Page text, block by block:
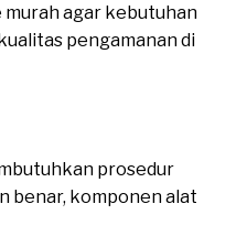
agar kebutuhan
pengamanan di
prosedur
benar, komponen alat